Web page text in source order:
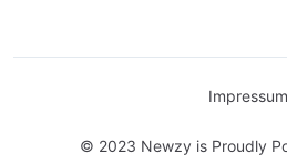
Impressum
© 2023 Newzy is Proudly